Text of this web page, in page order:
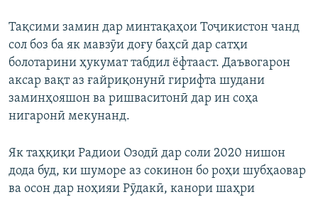
Тақсими замин дар минтақаҳои Тоҷикистон чанд
сол боз ба як мавзӯи доғу баҳсӣ дар сатҳи
болотарини ҳукумат табдил ёфтааст. Даъвогарон
аксар вақт аз ғайриқонунӣ гирифта шудани
заминҳояшон ва ришваситонӣ дар ин соҳа
нигаронӣ мекунанд.
Як таҳқиқи Радиои Озодӣ дар соли 2020 нишон
дода буд, ки шуморе аз сокинон бо роҳи шубҳаовар
ва осон дар ноҳияи Рӯдакӣ, канори шаҳри